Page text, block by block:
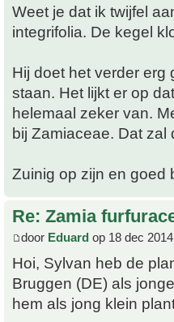
Weet je dat ik twijfel
integrifolia. De kegel
Hij doet het verder erg
staan. Het lijkt er op
helemaal zeker van.
bij Zamiaceae. Dat zal
Zuinig op zijn en goed
Re: Zamia
door Eduard op 18 dec
Hoi, Sylvan heb de
Bruggen (DE) als
hem als jong klein